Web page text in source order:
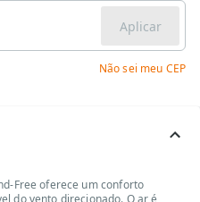
Aplicar
Não sei meu CEP
Free oferece um conforto
do vento direcionado. O ar é